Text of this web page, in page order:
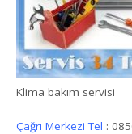
Klima bakım servisi
Çağrı Merkezi Tel :